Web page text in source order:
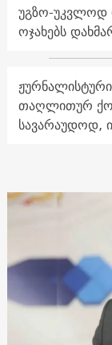
უგზო-უკვლოდ
ოჯახებს
თაღლითურ
სავარაუდოდ,